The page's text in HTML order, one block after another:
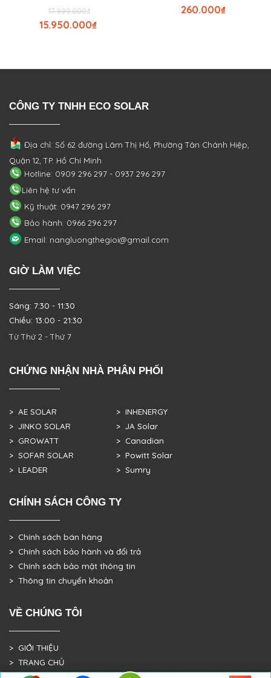
₫
17.999.000
₫
15.950.000
₫
260.000
CÔNG TY TNHH ECO SOLAR
Địa chỉ: Số 62 đường Lâm Thị Hố, PhườngTân Chánh Hiệp,
Quận 12, TP. Hồ Chí Minh
Hotline: 0909 296 297 - 0937 296 297
Liên hệ tư vấn
Kỹ thuật: 0947 296 297
Bảo hành: 0966 296 297
Email: nangluongthegioi@gmail.com
GIỜ LÀM VIỆC
Sáng: 7:30 - 11:30
Chiều: 13:00 - 21:30
Từ Thứ 2 - Thứ 7
CHỨNG NHẬN NHÀ PHÂN PHỐI
> AE SOLAR
> JINKO SOLAR
> GROWATT
> SOFAR SOLAR
> LEADER
> INHENERGY
> JA Solar
> Canadian
> Powitt Solar
> Sumry
CHÍNH SÁCH CÔNG TY
> Chính sách bán hàng
> Chính sách bảo hành và đổi trả
> Chính sách bảo mật thông tin
> Thông tin chuyển khoản
VỀ CHÚNG TÔI
> GIỚI THIỆU
> TRANG CHỦ